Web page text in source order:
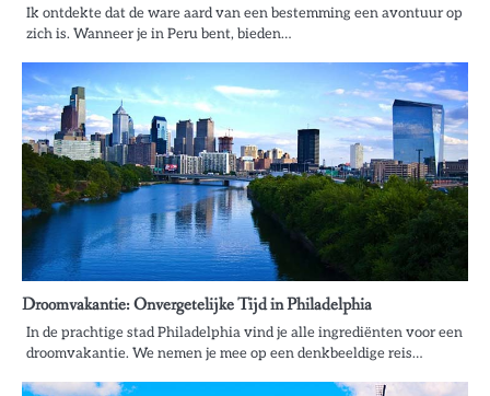
Ik ontdekte dat de ware aard van een bestemming een avontuur op
zich is. Wanneer je in Peru bent, bieden…
Droomvakantie: Onvergetelijke Tijd in Philadelphia
In de prachtige stad Philadelphia vind je alle ingrediënten voor een
droomvakantie. We nemen je mee op een denkbeeldige reis…